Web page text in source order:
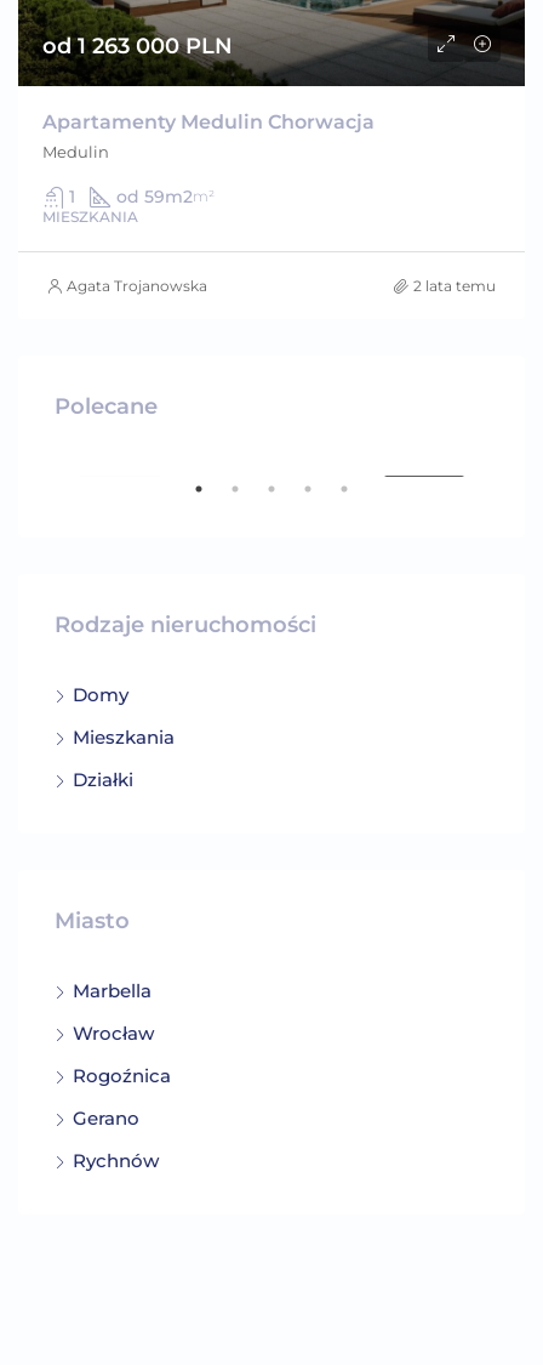
od 1 263 000 PLN
Apartamenty Medulin Chorwacja
Medulin
1 od 59m2m²
MIESZKANIA
Agata Trojanowska 2 lata temu
Polecane
2 200 000 PLN
Rodzaje nieruchomości
Domy
Mieszkania
Działki
Miasto
Marbella
Wrocław
Rogoźnica
Gerano
Rychnów